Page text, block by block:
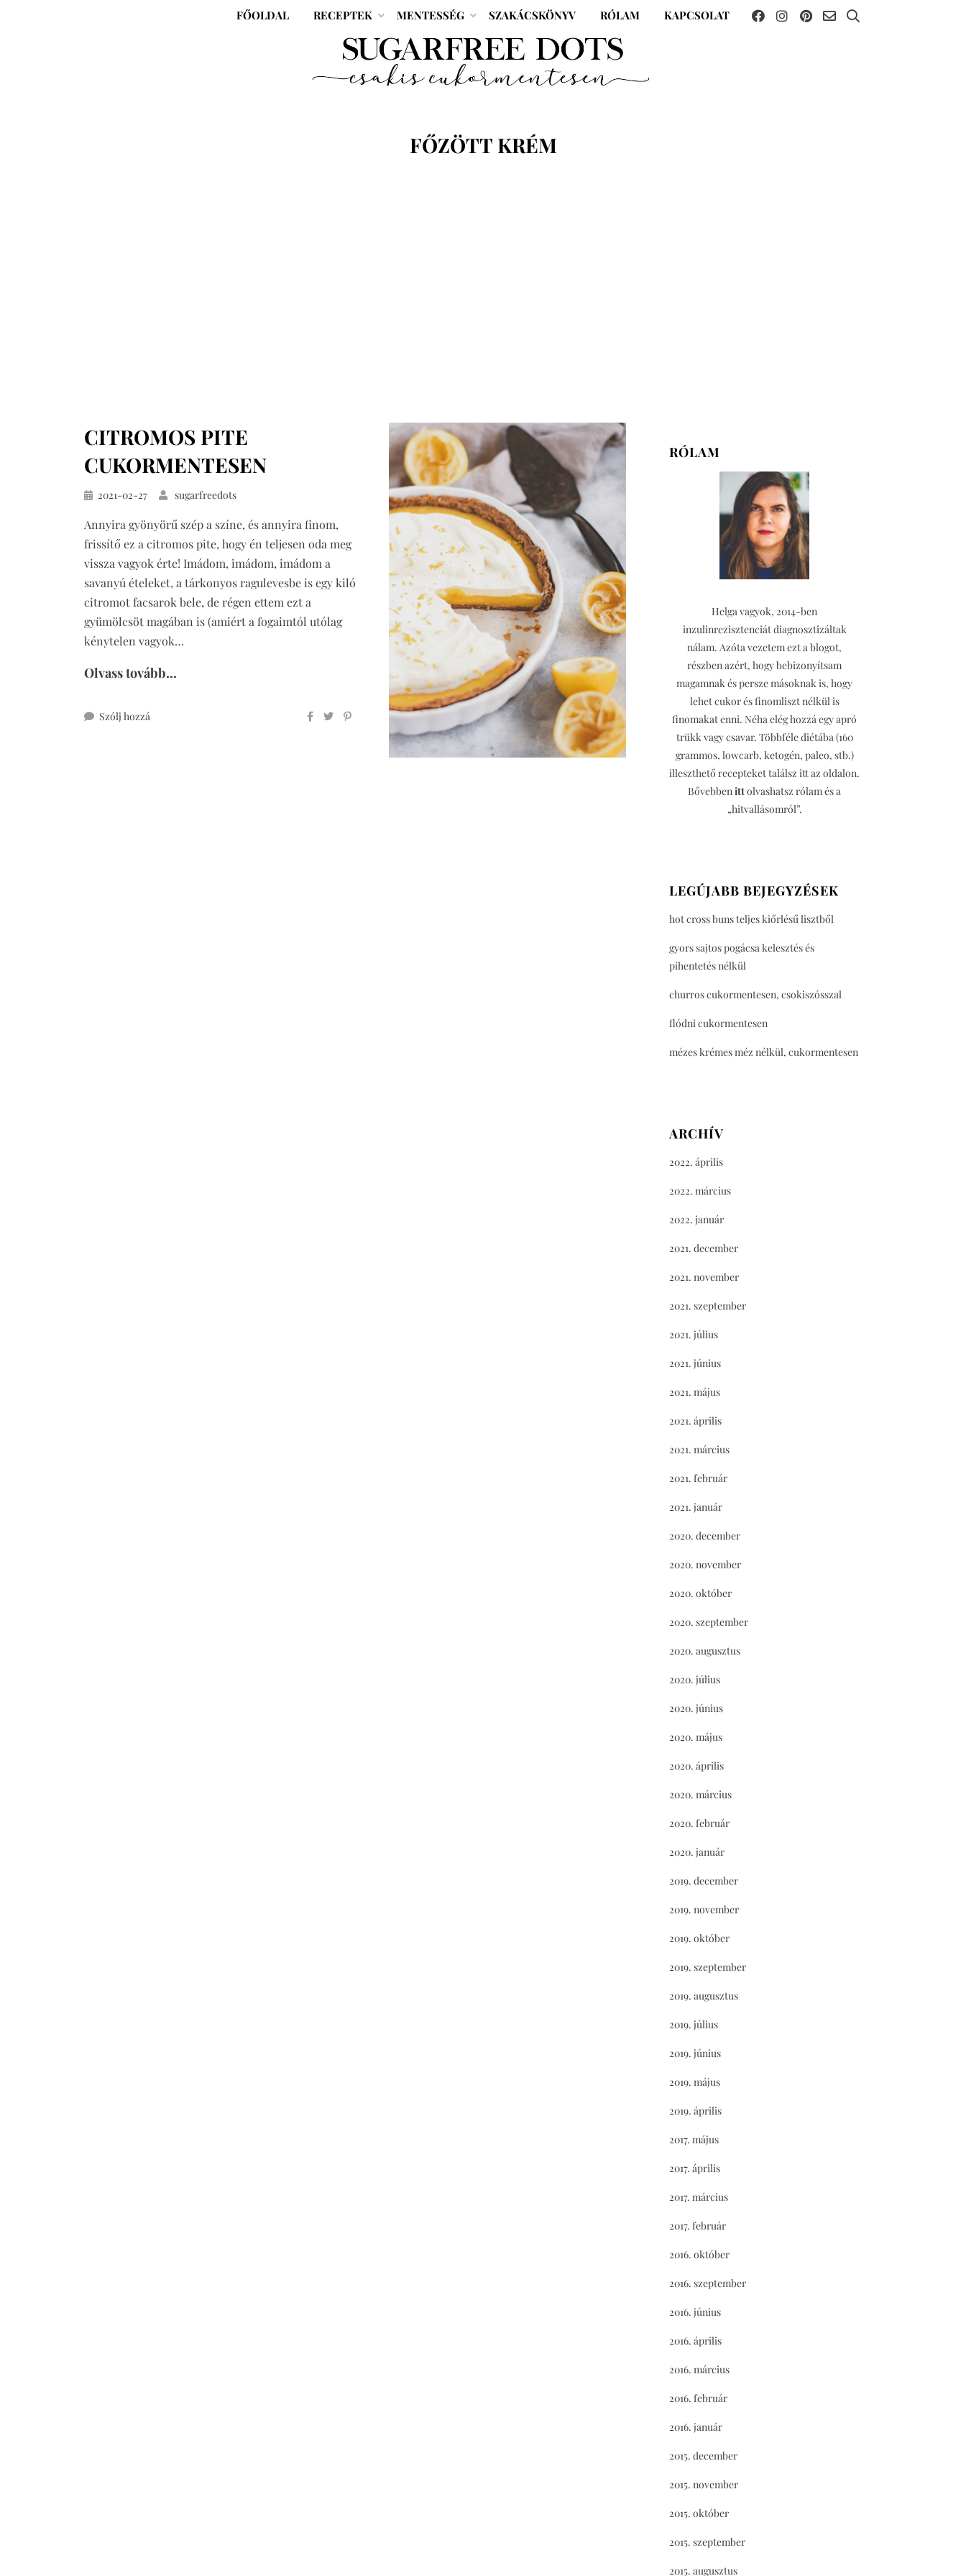
FŐOLDAL RECEPTEK MENTESSÉG SZAKÁCSKÖNYV RÓLAM KAPCSOLAT
CÍMKE
:
FŐZÖTT KRÉM
CITROMOS PITE
CUKORMENTESEN
Közzétéve
2021-02-27 sugarfreedots
Annyira gyönyörű szép a színe, és annyira finom,
frissítő ez a citromos pite, hogy én teljesen oda meg
vissza vagyok érte! Imádom, imádom, imádom a
savanyú ételeket, a tárkonyos ragulevesbe is egy kiló
citromot facsarok bele, de régen ettem ezt a
gyümölcsöt magában is (amiért a fogaimtól utólag
kénytelen vagyok…
Olvass tovább...
Szólj hozzá
RÓLAM
Helga vagyok, 2014-ben
inzulinrezisztenciát diagnosztizáltak
nálam. Azóta vezetem ezt a blogot,
részben azért, hogy bebizonyítsam
magamnak és persze másoknak is, hogy
lehet cukor és finomliszt nélkül is
finomakat enni. Néha elég hozzá egy apró
trükk vagy csavar. Többféle diétába (160
grammos, lowcarb, ketogén, paleo, stb.)
illeszthető recepteket találsz itt az oldalon.
Bővebbenittolvashatsz rólam és a
„hitvallásomról”.
LEGÚJABB BEJEGYZÉSEK
hot cross buns teljes kiőrlésű lisztből
gyors sajtos pogácsa kelesztés és
pihentetés nélkül
churros cukormentesen, csokiszósszal
flódni cukormentesen
mézes krémes méz nélkül, cukormentesen
ARCHÍV
2022. április
2022. március
2022. január
2021. december
2021. november
2021. szeptember
2021. július
2021. június
2021. május
2021. április
2021. március
2021. február
2021. január
2020. december
2020. november
2020. október
2020. szeptember
2020. augusztus
2020. július
2020. június
2020. május
2020. április
2020. március
2020. február
2020. január
2019. december
2019. november
2019. október
2019. szeptember
2019. augusztus
2019. július
2019. június
2019. május
2019. április
2017. május
2017. április
2017. március
2017. február
2016. október
2016. szeptember
2016. június
2016. április
2016. március
2016. február
2016. január
2015. december
2015. november
2015. október
2015. szeptember
2015. augusztus